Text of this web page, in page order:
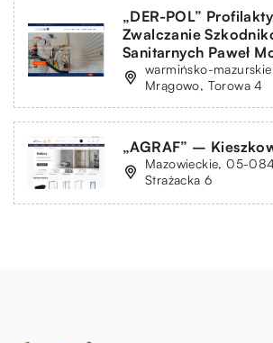
„DER-POL”
Zwalczanie
Sanitarnych Paweł
warmińsko-
Mrągowo, Torowa 4
„AGRAF” –
Mazowieckie, 05-
Strażacka 6